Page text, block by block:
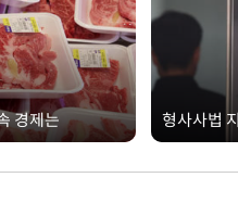
경제는 형사사법